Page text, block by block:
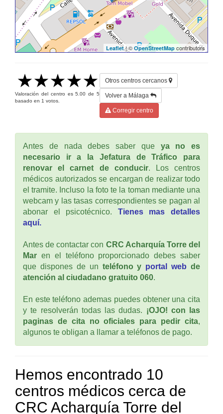
Leaflet| © OpenStreetMap contributors
Valoración del centro es5.00 de5
basado en 1 votos.
Otros centros cercanos
Volver a Málaga
Corregir centro
Antes de nada debes saber que ya no es
necesario ir a la Jefatura de Tráfico para
renovar el carnet de conducir. Los centros
médicos autorizados se encargan de realizar todo
el tramite. Incluso la foto te la toman mediante una
webcam y las tasas correspondientes se pagan al
abonar el psicotécnico. Tienes mas detalles
aquí.
Antes de contactar con CRC Acharquía Torre del
Mar en el teléfono proporcionado debes saber
que dispones de un teléfono y portal web de
atención al ciudadano gratuito 060.
En este teléfono ademas puedes obtener una cita
y te resolverán todas las dudas. ¡OJO! con las
paginas de cita no oficiales para pedir cita,
algunos te obligan a llamar a teléfonos de pago.
Hemos encontrado 10
centros médicos cerca de
CRC Acharquía Torre del